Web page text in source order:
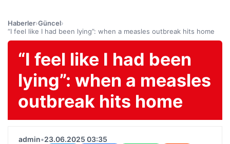
Haberler›Güncel›
“I feel like I had been lying”: when a measles outbreak hits home
“I feel like I had been
lying”: when a measles
outbreak hits home
admin•23.06.2025 03:35